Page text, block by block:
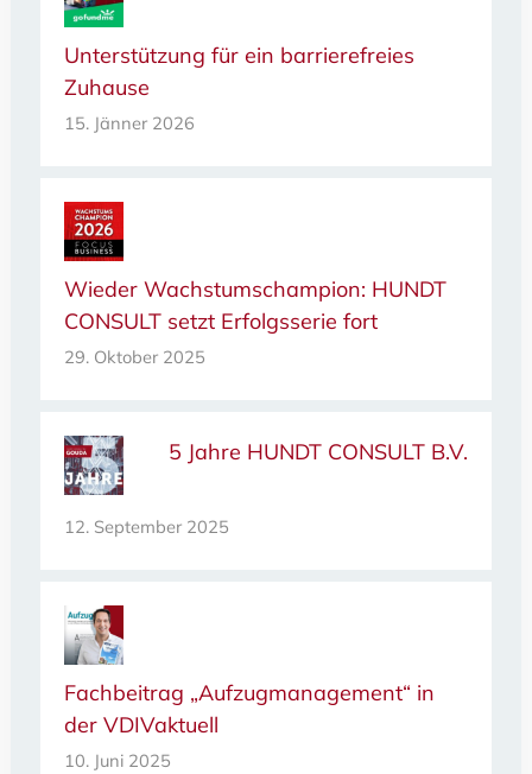
Unterstützung für ein barrierefreies
Zuhause
15. Jänner 2026
Wieder Wachstumschampion: HUNDT
CONSULT setzt Erfolgsserie fort
29. Oktober 2025
5 Jahre HUNDT CONSULT B.V.
12. September 2025
Fachbeitrag „Aufzugmanagement“ in
der VDIVaktuell
10. Juni 2025